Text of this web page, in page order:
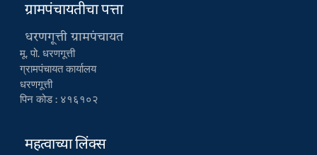
ग्रामपंचायतीचा पत्ता
धरणगूत्ती ग्रामपंचायत
मू. पो. धरणगूत्ती
ग्रामपंचायत कार्यालय
धरणगूत्ती
पिन कोड : ४१६१०२
महत्वाच्या लिंक्स